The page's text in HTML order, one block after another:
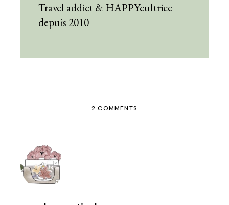
Travel addict & HAPPYcultrice
depuis 2010
2 COMMENTS